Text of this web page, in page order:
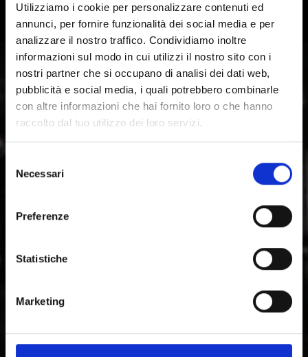
Utilizziamo i cookie per personalizzare contenuti ed
annunci, per fornire funzionalità dei social media e per
analizzare il nostro traffico. Condividiamo inoltre
informazioni sul modo in cui utilizzi il nostro sito con i
nostri partner che si occupano di analisi dei dati web,
pubblicità e social media, i quali potrebbero combinarle
con altre informazioni che hai fornito loro o che hanno
raccolto dal tuo utilizzo dei loro servizi.
delNecessari
Preferenze
Statistiche
Marketing
Vivere la storia e la cultura in Val
Venosta
La regione culturale della Val Venosta, in Alto Adige, è
caratterizzata da usanze da vivere, tradizioni e
modernità: dalla Via romanica delle Alpi, fino
all'architettura contemporanea, l'arte, il teatro e la
musica.